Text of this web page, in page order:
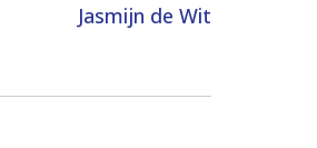
Jasmijn de Wit